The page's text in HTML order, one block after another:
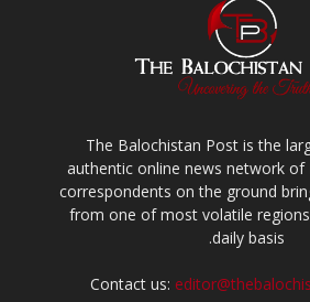
The Balochistan Post is the
authentic online news network of
correspondents on the ground
from one of most volatile
daily basis.
Contact us: